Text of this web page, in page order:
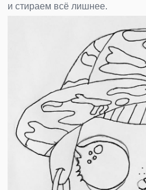
и стираем всё лишнее.